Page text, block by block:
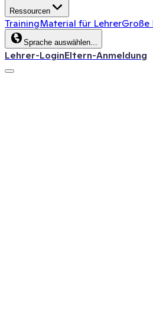
Ressourcen
TrainingMaterial für LehrerGroße
Sprache auswählen...
Lehrer-LoginEltern-Anmeldung